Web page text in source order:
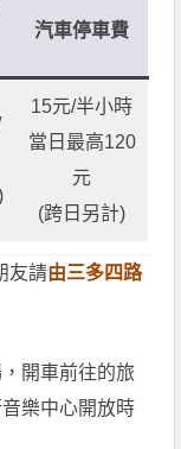
汽車停車費
15元/半小時
當日最高120
元
(跨日另計)
友請由三多四路
開車前往的旅
樂中心開放時